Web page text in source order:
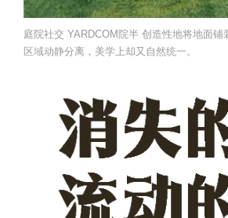
庭院社交 YARDCOM院半 创造性地将地面
区域动静分离，美学上却又自然统一。